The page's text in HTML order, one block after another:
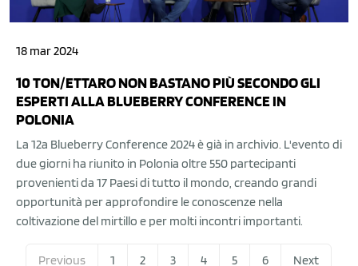
18 mar 2024
10 TON/ETTARO NON BASTANO PIÙ SECONDO GLI
ESPERTI ALLA BLUEBERRY CONFERENCE IN
POLONIA
La 12a Blueberry Conference 2024 è già in archivio. L'evento di
due giorni ha riunito in Polonia oltre 550 partecipanti
provenienti da 17 Paesi di tutto il mondo, creando grandi
opportunità per approfondire le conoscenze nella
coltivazione del mirtillo e per molti incontri importanti.
Previous 1 2 3 4 5 6 Next